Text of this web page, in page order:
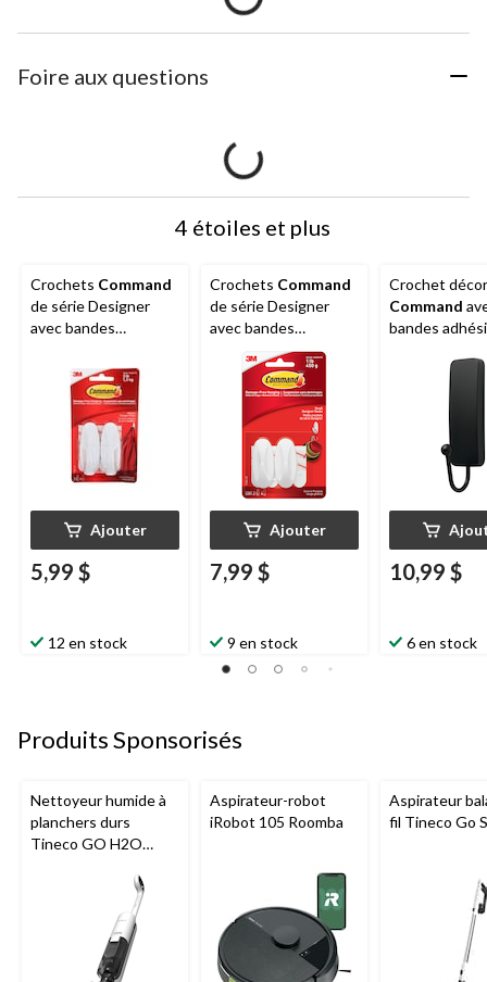
Foire aux questions
4 étoiles et plus
Crochets Command
de série Designer
avec bandes
blanc, 3 lb, paq. 2
Ajouter
5,99 $
12 en stock
Crochets Command
de série Designer
avec bandes
adhésives, petit,
blanc, 1 lb, paq. 2
Ajouter
7,99 $
9 en stock
Crochet
Command
bandes
10,99 $
6 en stock
Produits Sponsorisés
Nettoyeur humide à
planchers durs
Tineco GO H2O
Aspirateur-robot
iRobot 105 Roomba
Aspirateur
fil Tineco Go